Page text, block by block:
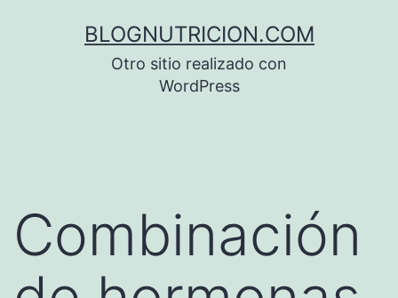
BLOGNUTRICION.COM
Otro sitio realizado con
WordPress
Combinación